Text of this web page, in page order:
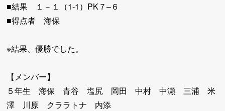
■結果 １－１（1-1）PK７–６
■得点者 海保
※結果、優勝でした。
【メンバー】
５年生 海保 青谷 塩尻 岡田 中村 中瀬 三浦 米
澤 川原 クララトナ 内添